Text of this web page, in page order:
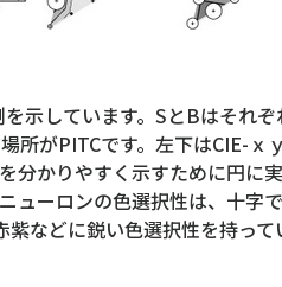
示しています。SとBはそれ
所がPITCです。左下はCIE-
分かりやすく示すために円に
ューロンの色選択性は、十字
などに鋭い色選択性を持っ